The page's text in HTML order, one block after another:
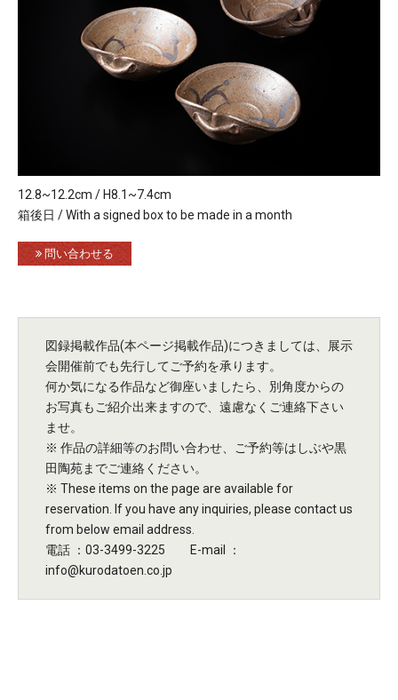
12.8~12.2cm / H8.1~7.4cm
箱後日 / With a signed box to be made in a month
問い合わせる
図録掲載作品(本ページ掲載作品)につきましては、展示
会開催前でも先行してご予約を承ります。
何か気になる作品など御座いましたら、別角度からの
お写真もご紹介出来ますので、遠慮なくご連絡下さい
ませ。
※ 作品の詳細等のお問い合わせ、ご予約等はしぶや黒
田陶苑までご連絡ください。
※ These items on the page are available for
reservation. If you have any inquiries, please contact us
from below email address.
電話 ：03-3499-3225 E-mail ：
info@kurodatoen.co.jp